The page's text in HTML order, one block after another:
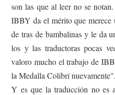
son las que al leer no se
IBBY da el mérito que merece
de tras de bambalinas y le da
los y las traductoras pocas
valoro mucho el trabajo de
la Medalla Colibrí
Y es que la traducción no es